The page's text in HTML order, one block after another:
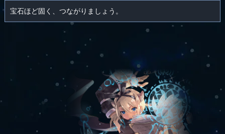
宝石ほど固く、つながりましょう。